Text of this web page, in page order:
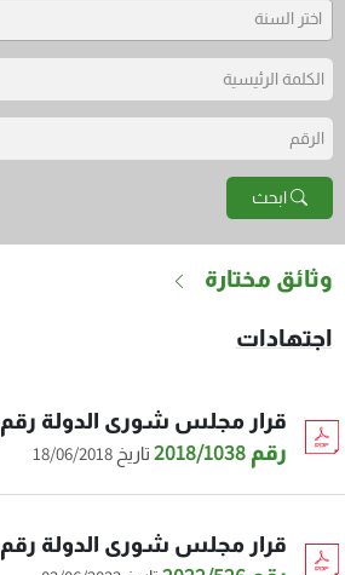
اختر السنة
ابحث
وثائق مختارة
اجتهادات
قرار مجلس شورى الدولة رقم ٢٠١٨/١٠٣٨
رقم 2018/1038
تاريخ 18/06/2018
قرار مجلس شورى الدولة رقم ٢٠٢٢/٥٢٦